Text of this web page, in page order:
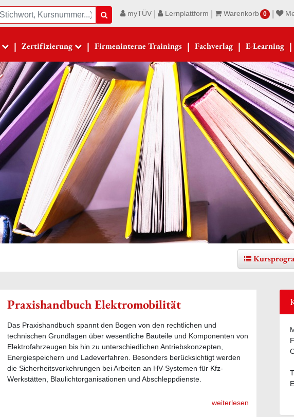
SuchemyTÜV | Lernplattform | Warenkorb 0 |
| Zertifizierung | Firmeninterne Trainings | Fachverlag | E-Learning |
Praxishandbuch Elektromobilität
Das Praxishandbuch spannt den Bogen von den rechtlichen und
technischen Grundlagen über wesentliche Bauteile und Komponenten von
Elektrofahrzeugen bis hin zu unterschiedlichen Antriebskonzepten,
Energiespeichern und Ladeverfahren. Besonders berücksichtigt werden
die Sicherheitsvorkehrungen bei Arbeiten an HV-Systemen für Kfz-
Werkstätten, Blaulichtorganisationen und Abschleppdienste.
weiterlesen